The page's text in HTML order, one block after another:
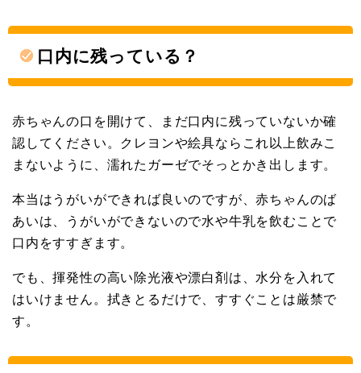
口内に残っている？
赤ちゃんの口を開けて、まだ口内に残っていないか確
認してください。クレヨンや絵具ならこれ以上飲みこ
まないように、濡れたガーゼでそっとかき出します。
本当はうがいができれば良いのですが、赤ちゃんのば
あいは、うがいができないので水や牛乳を飲むことで
口内をすすぎます。
でも、揮発性の高い除光液や漂白剤は、水分を入れて
はいけません。拭きとるだけで、すすぐことは厳禁で
す。